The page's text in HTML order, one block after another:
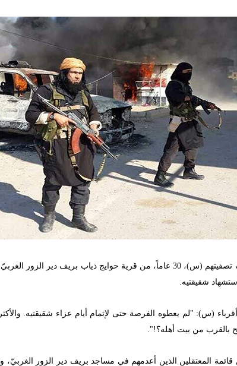
ومن المعتقلين الذين تمّت تصفيتهم (س)، 30 عاماً، من قرية حوايج
شقيقتيه.
(س): "لم يعطوه الفرصة حتى لإتمام أيام عزاء شقيقتيه. والأكثر
بالقرب من بيت أهله؟!".
المعتقلين الذين أعدمهم في مساجد بريف دير الزور الغربيّ،